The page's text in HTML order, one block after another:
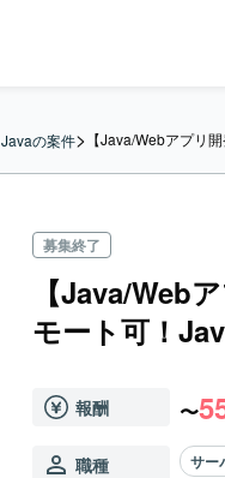
Javaの案件> 【Java/Webアプリ
募集終了
【Java/Web
モート可！
報酬 〜
職種 サー